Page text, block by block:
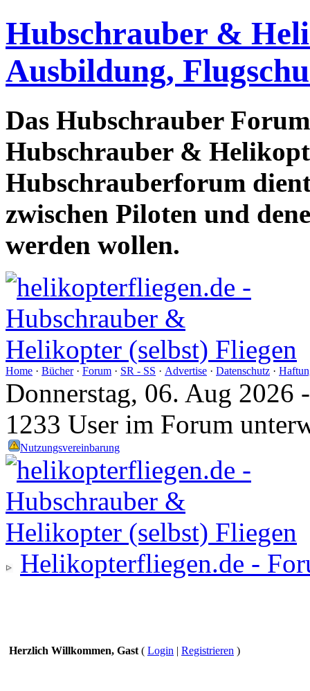
Hubschrauber &
Ausbildung,
Das Hubschrauber
Hubschrauber &
Hubschrauberforum
zwischen Piloten und
werden wollen.
Home · Bücher· Forum · SR - SS · Advertise · Datenschutz ·
Donnerstag, 06. Aug 2026
1233 User im Forum
Nutzungsvereinbarung
Helikopterfliegen.de -
Herzlich Willkommen, Gast ( Login | Registrieren )